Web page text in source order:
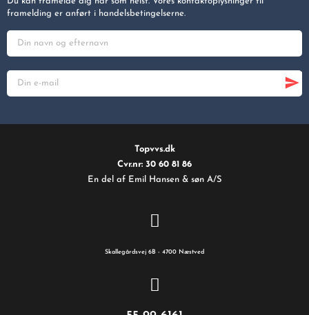
framelding er anført i handelsbetingelserne.
Topvvs.dk
Cvr.nr: 30 60 81 86
En del af Emil Hansen & søn A/S
Skallegårdsvej 6B - 4700 Næstved